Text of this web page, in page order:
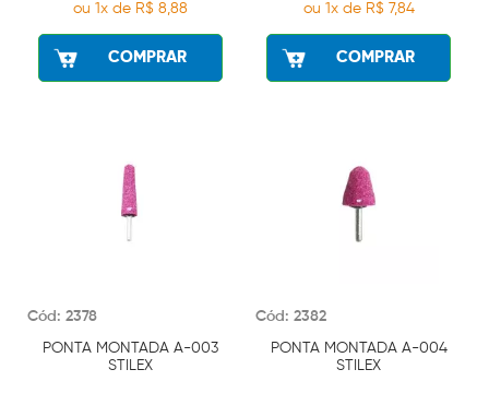
ou 1x de R$ 8,88
COMPRAR
ou 1x de R$ 7,84
COMPRAR
Cód: 2378
PONTA MONTADA A-003
STILEX
Cód: 2382
PONTA MONTADA A-004
STILEX